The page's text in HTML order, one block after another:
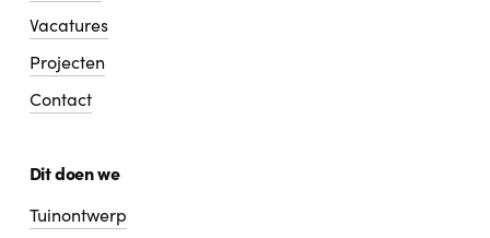
Vacatures
Projecten
Contact
Dit doen we
Tuinontwerp